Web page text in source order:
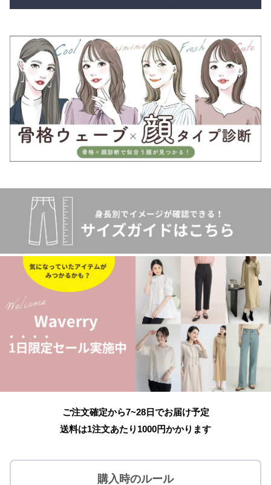
ご注文確定から7~28日でお届け予定
送料は1注文あたり 1000円かかります
購入時のルール